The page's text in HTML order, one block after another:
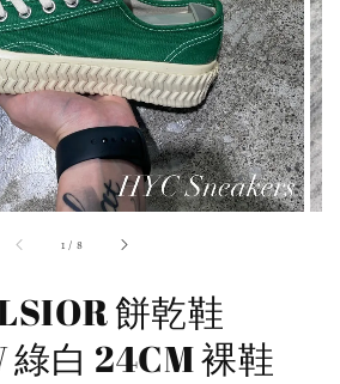
1 / 8
餅乾鞋
綠白 24CM 裸鞋